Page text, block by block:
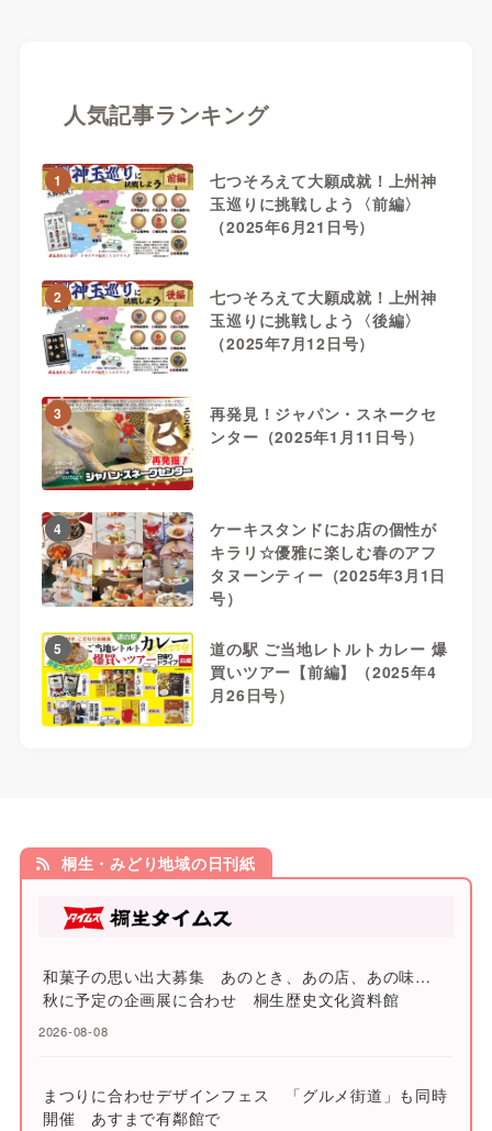
人気記事ランキング
1
七つそろえて大願成就！上州神
玉巡りに挑戦しよう〈前編〉
（2025年6月21日号）
2
七つそろえて大願成就！上州神
玉巡りに挑戦しよう〈後編〉
（2025年7月12日号）
3
再発見！ジャパン・スネークセ
ンター（2025年1月11日号）
4
ケーキスタンドにお店の個性が
キラリ☆優雅に楽しむ春のアフ
タヌーンティー（2025年3月1日
号）
5
道の駅 ご当地レトルトカレー 爆
買いツアー【前編】（2025年4
月26日号）
桐生・みどり地域の日刊紙
和菓子の思い出大募集 あのとき、あの店、あの味…
秋に予定の企画展に合わせ 桐生歴史文化資料館
2026-08-08
まつりに合わせデザインフェス 「グルメ街道」も同時
開催 あすまで有鄰館で